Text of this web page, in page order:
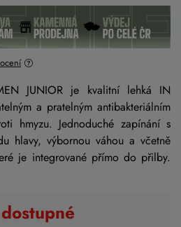
JUNIOR je kvalitní lehká IN
a pratelným antibakteriálním
hmyzu. Jednoduché zapínání s
hlavy, výbornou váhou a včetně
je integrované přímo do přilby.